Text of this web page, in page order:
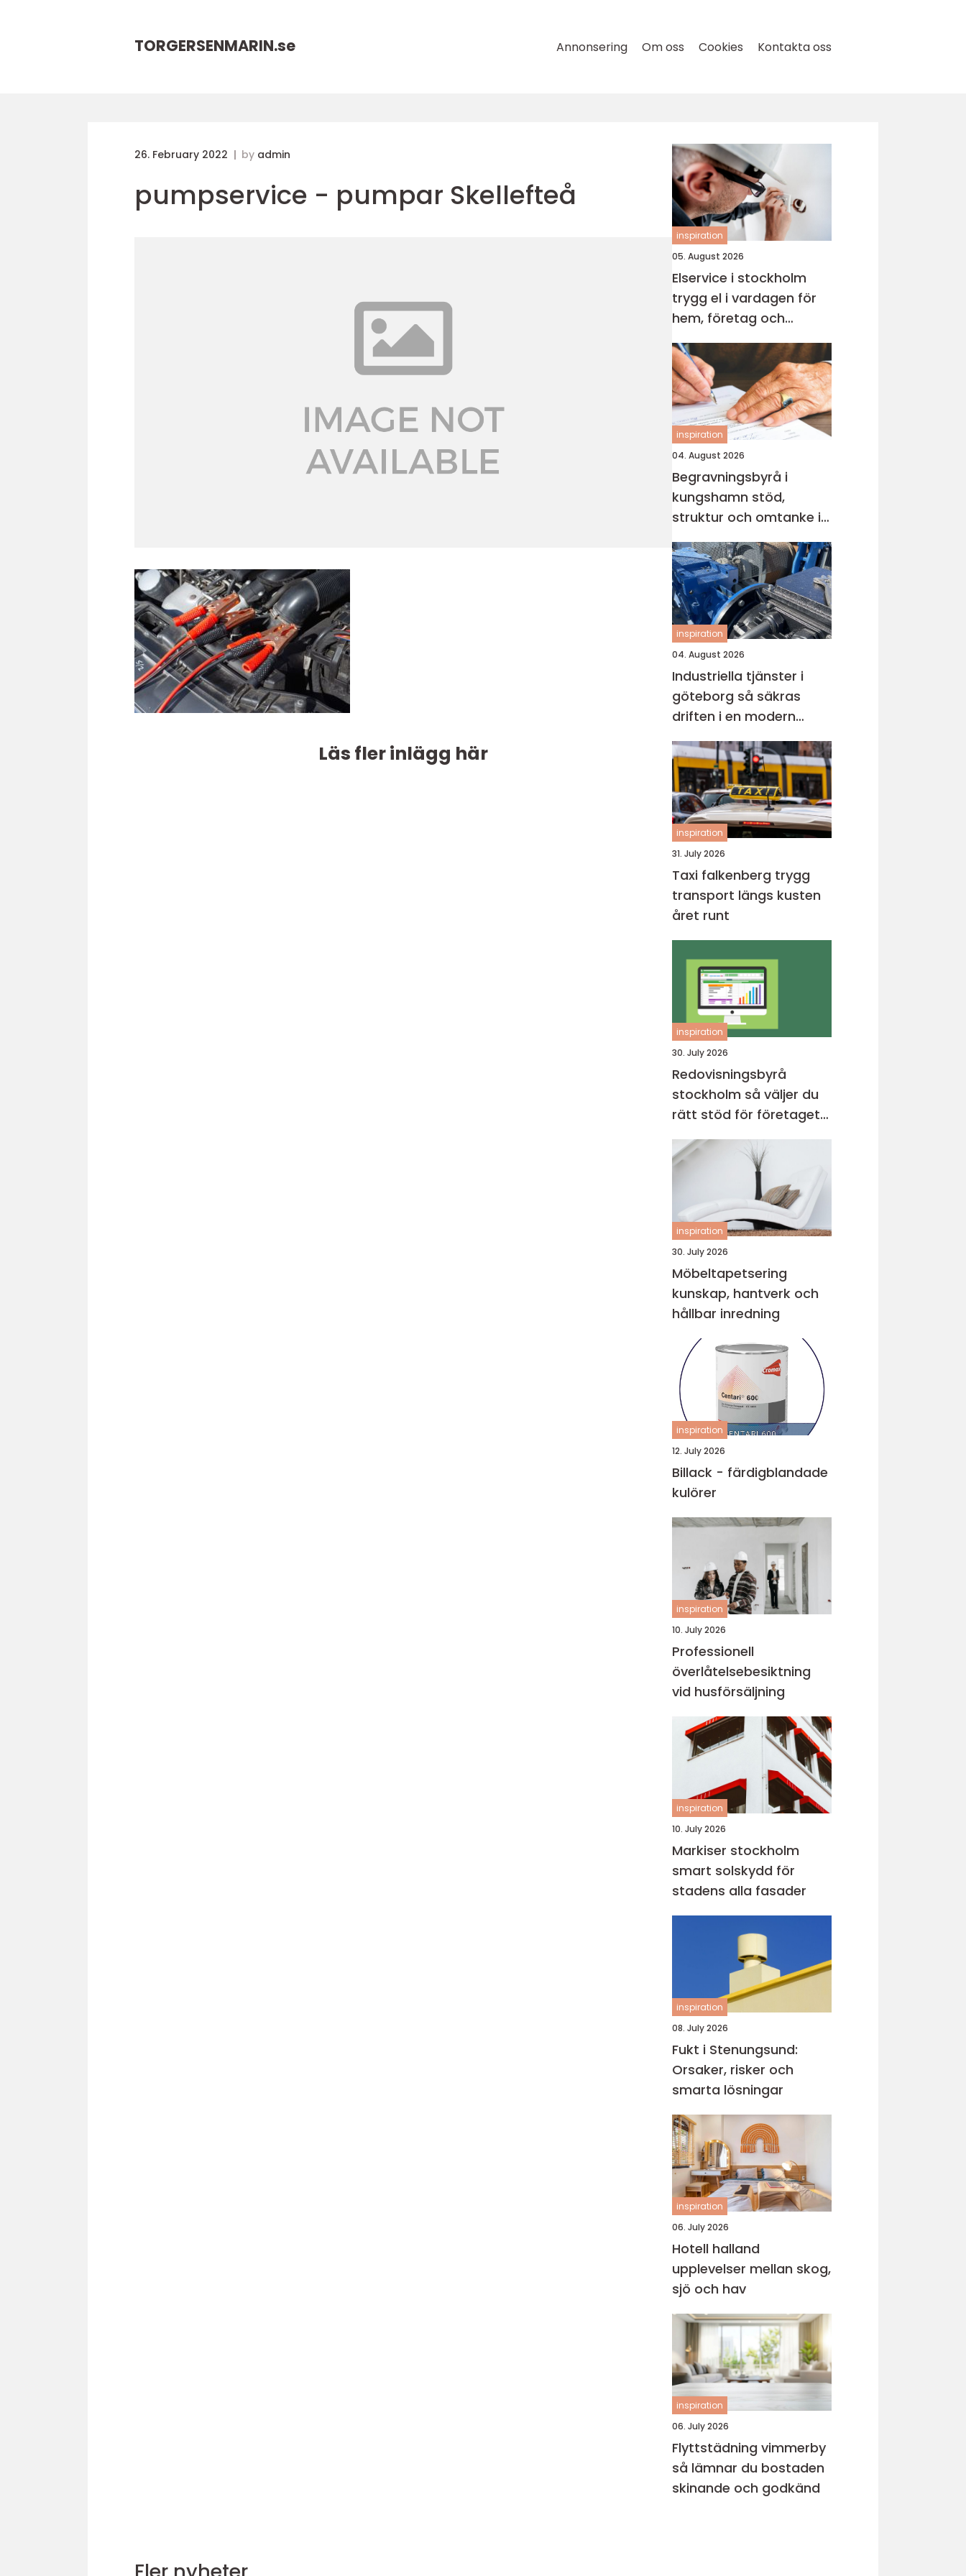
TORGERSENMARIN.se Annonsering Om oss Cookies Kontakta oss
26. February 2022 by admin
pumpservice - pumpar Skellefteå
Läs fler inlägg här
inspiration
05. August 2026
Elservice i stockholm
trygg el i vardagen för
hem, företag och
industri
inspiration
04. August 2026
Begravningsbyrå i
kungshamn stöd,
struktur och omtanke i
en svår tid
inspiration
04. August 2026
Industriella tjänster i
göteborg så säkras
driften i en modern
industristad
inspiration
31. July 2026
Taxi falkenberg trygg
transport längs kusten
året runt
inspiration
30. July 2026
Redovisningsbyrå
stockholm så väljer du
rätt stöd för företagets
ekonomi
inspiration
30. July 2026
Möbeltapetsering
kunskap, hantverk och
hållbar inredning
inspiration
12. July 2026
Billack - färdigblandade
kulörer
inspiration
10. July 2026
Professionell
överlåtelsebesiktning
vid husförsäljning
inspiration
10. July 2026
Markiser stockholm
smart solskydd för
stadens alla fasader
inspiration
08. July 2026
Fukt i Stenungsund:
Orsaker, risker och
smarta lösningar
inspiration
06. July 2026
Hotell halland
upplevelser mellan skog,
sjö och hav
inspiration
06. July 2026
Flyttstädning vimmerby
så lämnar du bostaden
skinande och godkänd